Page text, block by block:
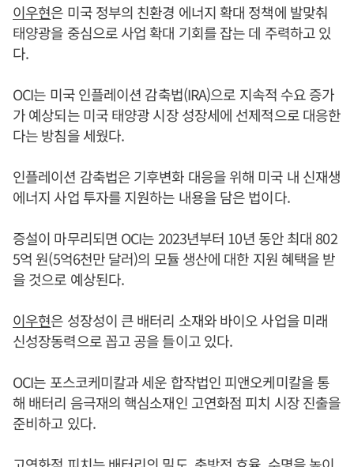
이우현은 미국 정부의 친환경 에너지 확대 정책에 발맞춰
태양광을 중심으로 사업 확대 기회를 잡는 데 주력하고 있
다.
OCI는 미국 인플레이션 감축법(IRA)으로 지속적 수요 증가
가 예상되는 미국 태양광 시장 성장세에 선제적으로 대응한
다는 방침을 세웠다.
인플레이션 감축법은 기후변화 대응을 위해 미국 내 신재생
에너지 사업 투자를 지원하는 내용을 담은 법이다.
증설이 마무리되면 OCI는 2023년부터 10년 동안 최대 802
5억 원(5억6천만 달러)의 모듈 생산에 대한 지원 혜택을 받
을 것으로 예상된다.
이우현은 성장성이 큰 배터리 소재와 바이오 사업을 미래
신성장동력으로 꼽고 공을 들이고 있다.
OCI는 포스코케미칼과 세운 합작법인 피앤오케미칼을 통
해 배터리 음극재의 핵심소재인 고연화점 피치 시장 진출을
준비하고 있다.